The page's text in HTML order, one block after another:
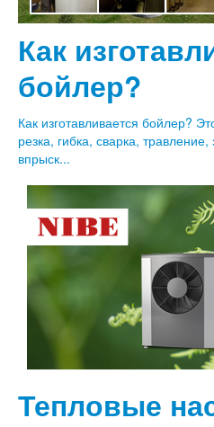
Как
бойлер?
Как изготавливается бойлер?
резка, гибка, сварка,
впрыск...
Тепловые